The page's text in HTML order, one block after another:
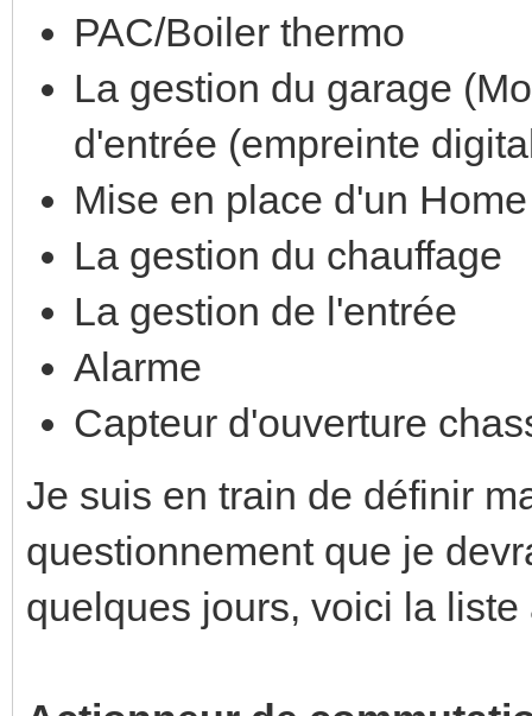
PAC/Boiler thermo
La gestion du garage
d'entrée (empreinte
Mise en place d'un
La gestion du chauffage
La gestion de l'entrée
Alarme
Capteur d'ouverture
Je suis en train de définir
questionnement que je
quelques jours, voici la